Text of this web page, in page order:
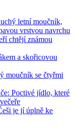
letní moučník,
vrstvou navrchu
chtějí známou
a skořicovou
moučník se čtyřmi
Poctivé jídlo, které
je jí úplně ke